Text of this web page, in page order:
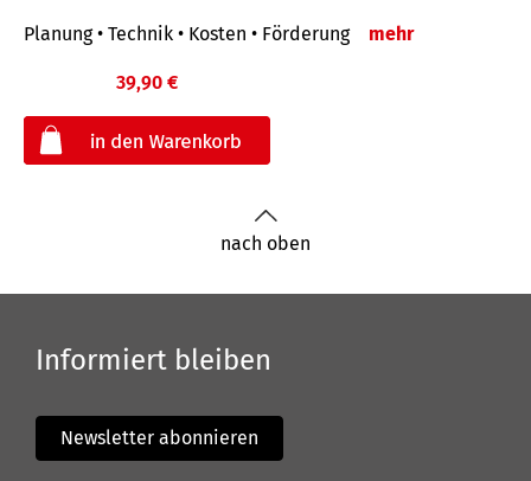
Planung • Technik • Kosten • Förderung mehr
39,90 €
nach oben
Informiert bleiben
Newsletter abonnieren